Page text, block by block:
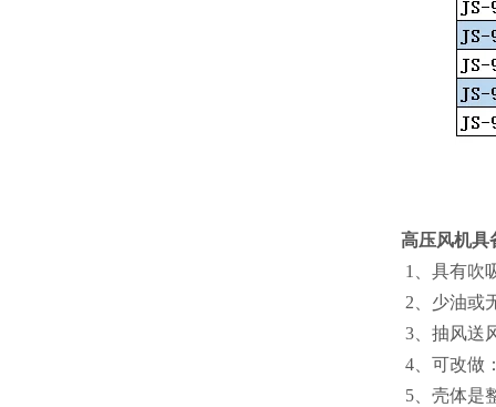
高压风机
1、具有吹
2、少油
3、抽风送
4、可改做
5、壳体是